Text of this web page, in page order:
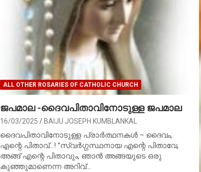
ALL OTHER ROSARIES OF CATHOLIC CHURCH
ജപമാല -ദൈവപിതാവിനോടുള്ള ജപമാല
16/03/2025 BAIJU JOSEPH KUMBLANKAL
ദൈവപിതാവിനോടുള്ള പ്രാര്‍ത്ഥനകള്‍ – ദൈവം,
എന്റെ പിതാവ്…! ”സ്വര്‍ഗ്ഗസ്ഥനായ എന്റെ പിതാവേ,
അങ്ങ് എന്റെ പിതാവും, ഞാന്‍ അങ്ങയുടെ ഒരു
കുഞ്ഞുമാണെന്ന അറിവ്…